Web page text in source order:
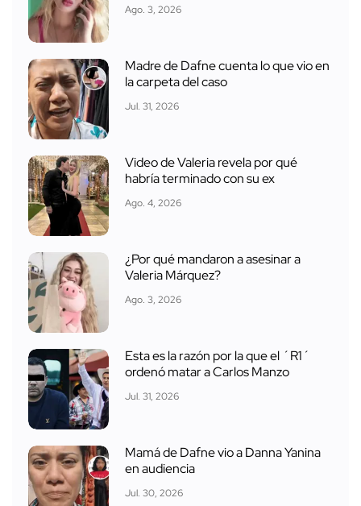
Ago. 3, 2026
Madre de Dafne cuenta lo que vio en
la carpeta del caso
Jul. 31, 2026
Video de Valeria revela por qué
habría terminado con su ex
Ago. 4, 2026
¿Por qué mandaron a asesinar a
Valeria Márquez?
Ago. 3, 2026
Esta es la razón por la que el ´R1´
ordenó matar a Carlos Manzo
Jul. 31, 2026
Mamá de Dafne vio a Danna Yanina
en audiencia
Jul. 30, 2026